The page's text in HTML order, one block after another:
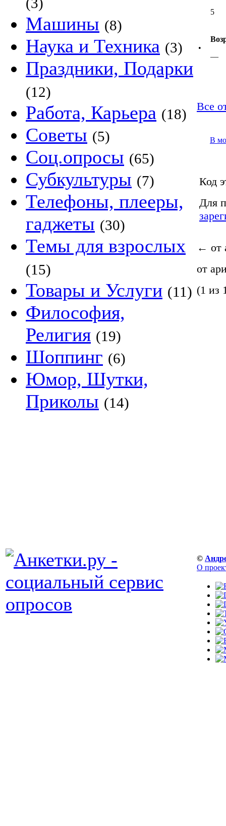
Машины (8)
Наука и Техника (3)
Праздники, Подарки
(12)
Работа, Карьера (18)
Советы (5)
Соц.опросы (65)
Субкультуры (7)
Телефоны, плееры,
гаджеты (30)
Темы для взрослых
(15)
Товары и Услуги (11)
Философия,
Религия (19)
Шоппинг (6)
Юмор, Шутки,
Приколы (14)
5
•
—
Все
В
Код
Для
← от
от
(1 из
©
О